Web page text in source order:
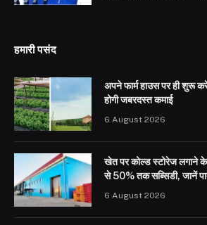
हमारी पसंद
अपने फार्म हाउस पर ही शुरू
होगी जबरदस्त कमाई
6 August 2026
खेत पर कोल्ड स्टोरेज लगाने
से 50% तक सब्सिडी, जानें
6 August 2026